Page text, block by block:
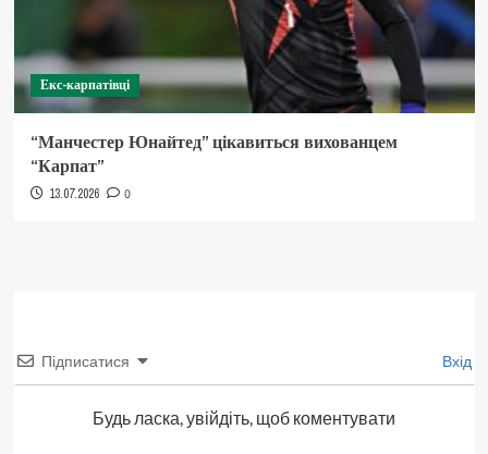
Екс-карпатівці
“Манчестер Юнайтед” цікавиться вихованцем
“Карпат”
13.07.2026 0
Підписатися Вхід
Будь ласка, увійдіть, щоб коментувати